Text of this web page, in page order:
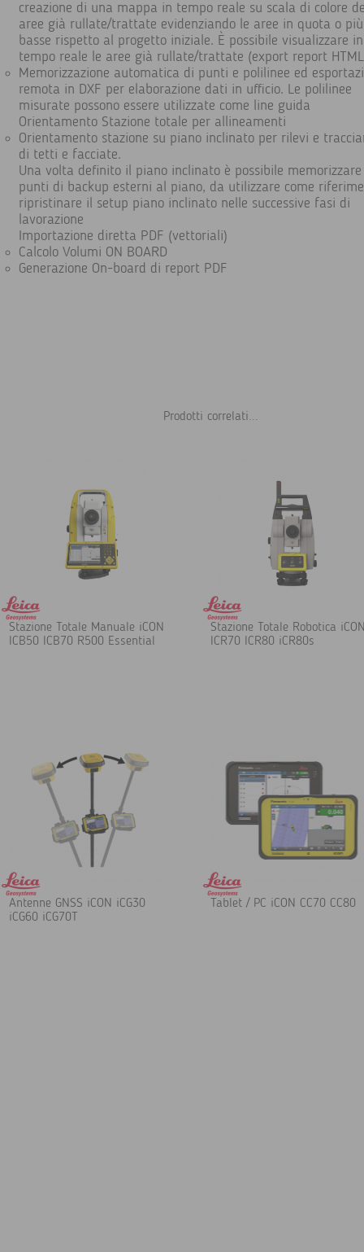
creazione di una mappa in tempo reale su scala di colore
aree già rullate/trattate evidenziando le aree in quota o
basse rispetto al progetto iniziale. È possibile visualizzare in
tempo reale le aree già rullate/trattate (export report
Memorizzazione automatica di punti e polilinee ed
remota in DXF per elaborazione dati in ufficio. Le polilinee
misurate possono essere utilizzate come line guida
Orientamento Stazione totale per allineamenti
Orientamento stazione su piano inclinato per rilevi e
di tetti e facciate.
Una volta definito il piano inclinato è possibile memorizzare
punti di backup esterni al piano, da utilizzare come
ripristinare il setup piano inclinato nelle successive fasi di
lavorazione
Importazione diretta PDF (vettoriali)
Calcolo Volumi ON BOARD
Generazione On-board di report PDF
Prodotti correlati...
Stazione Totale Manuale iCON
ICB50 ICB70 R500 Essential
Stazione Totale Robotica
ICR70 ICR80 iCR80s
Antenne GNSS iCON iCG30
iCG60 iCG70T
Tablet / PC iCON CC70 CC80